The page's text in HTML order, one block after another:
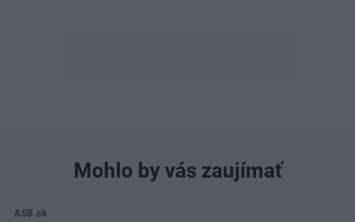
Mohlo by vás zaujímať
ASB.sk